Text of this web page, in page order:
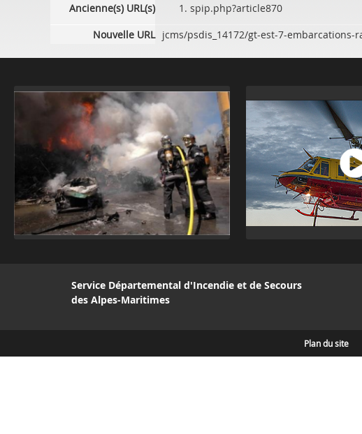
Ancienne(s) URL(s)
spip.php?article870
Nouvelle URL jcms/psdis_14172/gt-est-7-
Service Départemental d'Incendie et de Secours
des Alpes-Maritimes
Plan du site